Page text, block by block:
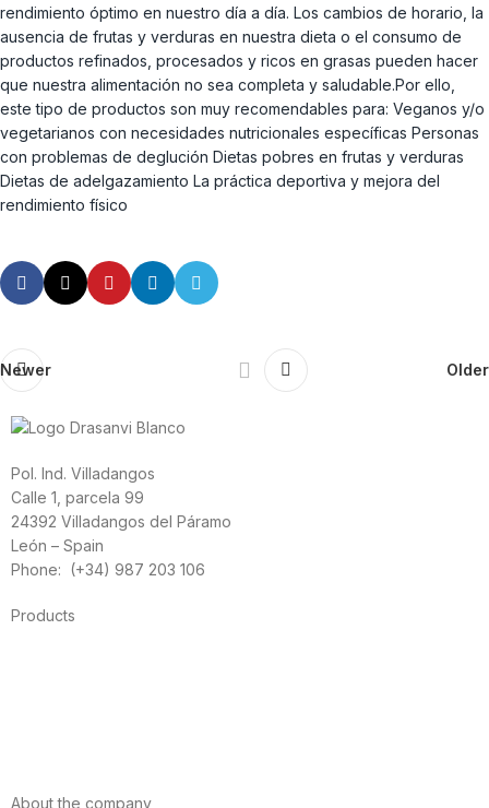
rendimiento óptimo en nuestro día a día. Los cambios de horario, la
ausencia de frutas y verduras en nuestra dieta o el consumo de
productos refinados, procesados y ricos en grasas pueden hacer
que nuestra alimentación no sea completa y saludable.Por ello,
este tipo de productos son muy recomendables para: Veganos y/o
vegetarianos con necesidades nutricionales específicas Personas
con problemas de deglución Dietas pobres en frutas y verduras
Dietas de adelgazamiento La práctica deportiva y mejora del
rendimiento físico
Newer Older
Pol. Ind. Villadangos
Calle 1, parcela 99
24392 Villadangos del Páramo
León – Spain
Phone: (+34) 987 203 106
Products
About the company